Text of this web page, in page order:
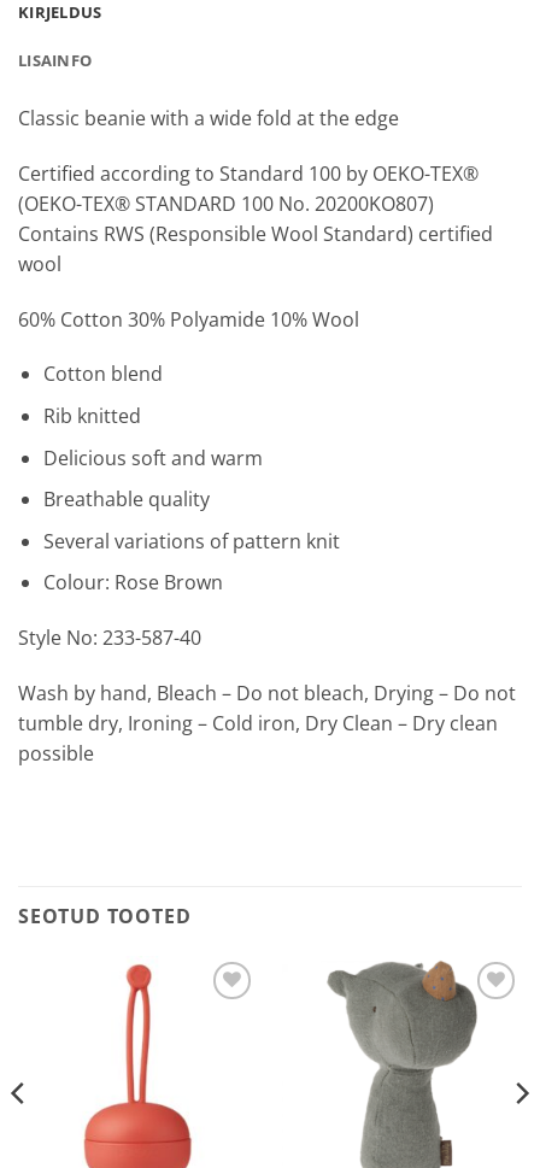
KIRJELDUS
LISAINFO
Classic beanie with a wide fold at the edge
Certified according to Standard 100 by OEKO-TEX®
(OEKO-TEX® STANDARD 100 No. 20200KO807)
Contains RWS (Responsible Wool Standard) certified
wool
60% Cotton 30% Polyamide 10% Wool
Cotton blend
Rib knitted
Delicious soft and warm
Breathable quality
Several variations of pattern knit
Colour: Rose Brown
Style No: 233-587-40
Wash by hand, Bleach – Do not bleach, Drying – Do not
tumble dry, Ironing – Cold iron, Dry Clean – Dry clean
possible
SEOTUD TOOTED
Lisa
soovilisti